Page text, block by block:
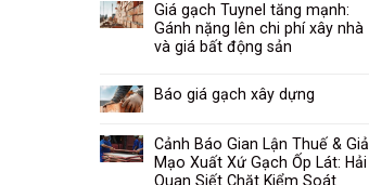
Giá gạch Tuynel tăng mạnh:
Gánh nặng lên chi phí xây nhà
và giá bất động sản
Báo giá gạch xây dựng
Cảnh Báo Gian Lận Thuế & Giả
Mạo Xuất Xứ Gạch Ốp Lát: Hải
Quan Siết Chặt Kiểm Soát